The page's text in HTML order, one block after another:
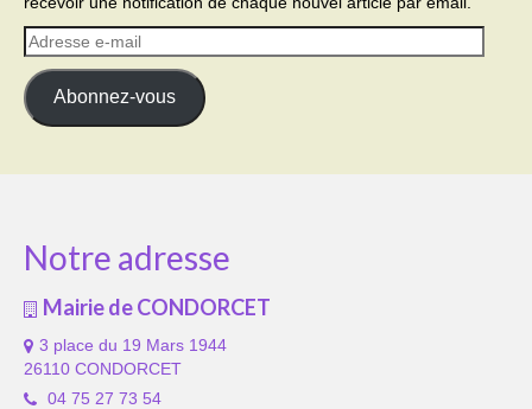
Adresse
e-
mail
Abonnez-vous
Notre adresse
Mairie de CONDORCET
3 place du 19 Mars 1944
26110 CONDORCET
04 75 27 73 54